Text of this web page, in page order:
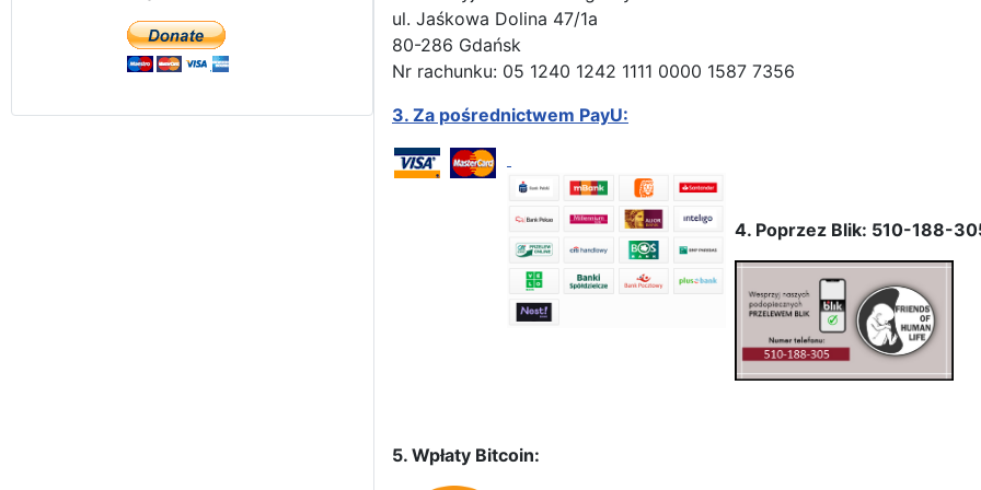
ul. Jaśkowa Dolina 47/1a
80-286 Gdańsk
Nr rachunku: 05 1240 1242 1111 0000 1587 7356
3. Za pośrednictwem PayU:
4. Poprzez Blik: 510-188-
5. Wpłaty Bitcoin: